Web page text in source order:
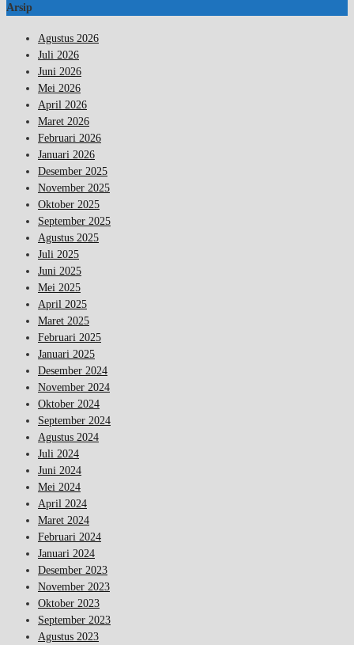
Arsip
Agustus 2026
Juli 2026
Juni 2026
Mei 2026
April 2026
Maret 2026
Februari 2026
Januari 2026
Desember 2025
November 2025
Oktober 2025
September 2025
Agustus 2025
Juli 2025
Juni 2025
Mei 2025
April 2025
Maret 2025
Februari 2025
Januari 2025
Desember 2024
November 2024
Oktober 2024
September 2024
Agustus 2024
Juli 2024
Juni 2024
Mei 2024
April 2024
Maret 2024
Februari 2024
Januari 2024
Desember 2023
November 2023
Oktober 2023
September 2023
Agustus 2023